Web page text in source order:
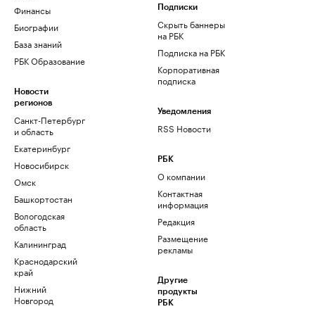
Финансы
Биографии
База знаний
РБК Образование
Новости
регионов
Санкт-Петербург
и область
Екатеринбург
Новосибирск
Омск
Башкортостан
Вологодская
область
Калининград
Краснодарский
край
Нижний
Новгород
Подписки
Скрыть баннеры
на РБК
Подписка на РБК
Корпоративная
подписка
Уведомления
RSS Новости
РБК
О компании
Контактная
информация
Редакция
Размещение
рекламы
Другие
продукты
РБК